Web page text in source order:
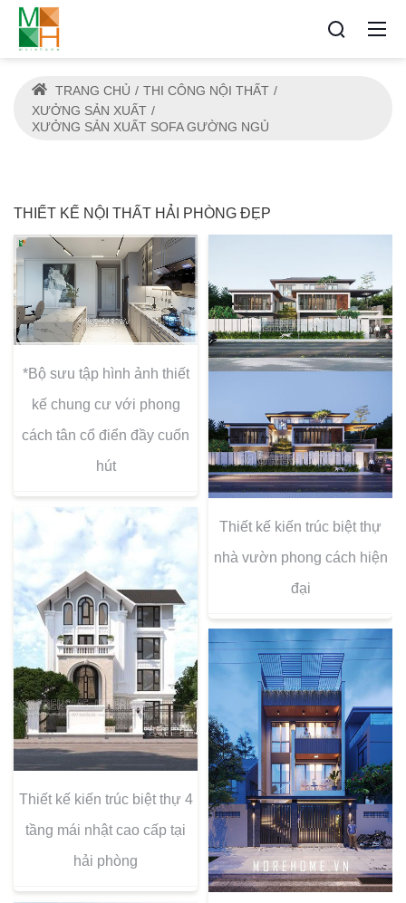
TRANG CHỦ
THI CÔNG NỘI THẤT
XƯỞNG SẢN XUẤT
XƯỞNG SẢN XUẤT SOFA GƯỜNG NGỦ
THIẾT KẾ NỘI THẤT HẢI PHÒNG ĐẸP
*Bộ sưu tập hình ảnh thiết
kế chung cư với phong
cách tân cổ điển đầy cuốn
hút
Thiết kế kiến trúc biệt thự
nhà vườn phong cách hiện
đại
Thiết kế kiến trúc biệt thự 4
tầng mái nhật cao cấp tại
hải phòng